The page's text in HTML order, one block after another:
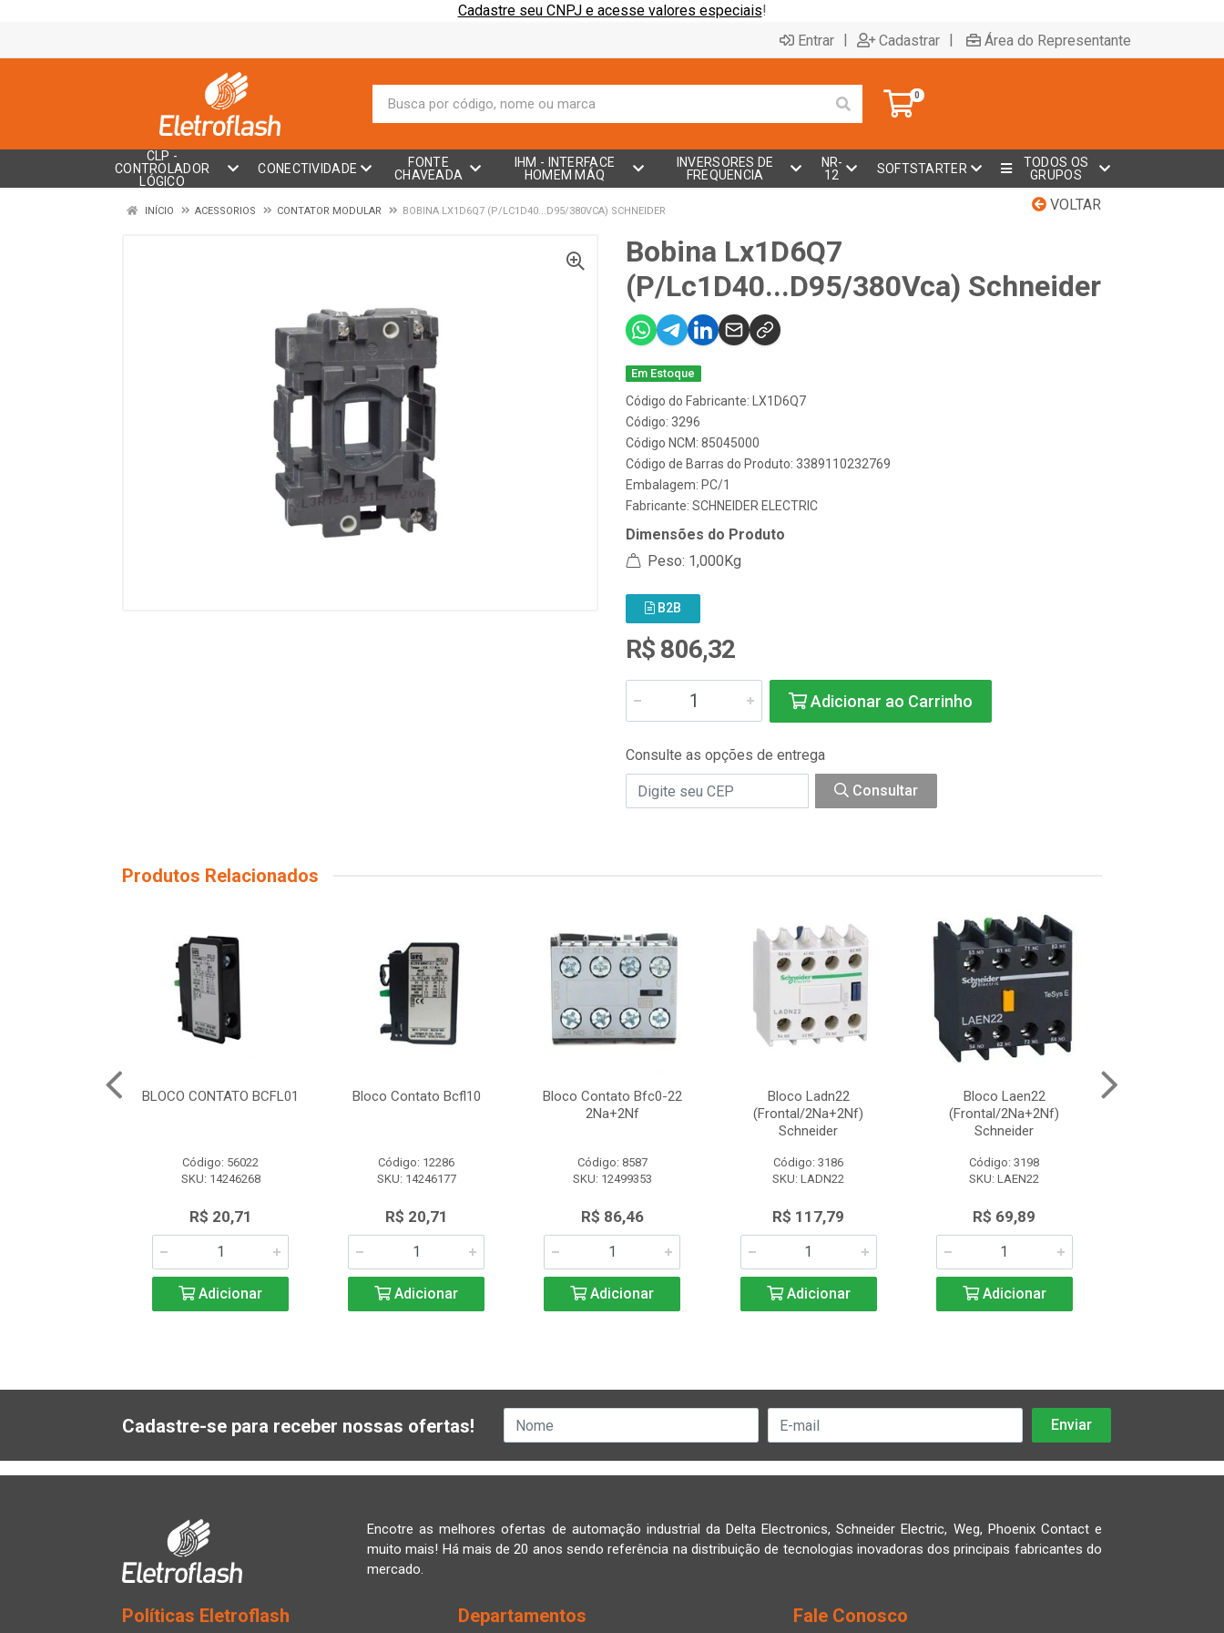
Cadastre seu CNPJ e acesse valores especiais!
Entrar | Cadastrar | Área do Representante
0
CLP -
CONTROLADOR
LÓGICO
CONECTIVIDADE
FONTE
CHAVEADA
IHM - INTERFACE
HOMEM MÁQ
INVERSORES DE
FREQUENCIA
NR-
12
SOFTSTARTER
TODOS OS
GRUPOS
VOLTAR
INÍCIO ACESSORIOS CONTATOR MODULAR BOBINA LX1D6Q7 (P/LC1D40...D95/380VCA) SCHNEIDER
Bobina Lx1D6Q7
(P/Lc1D40...D95/380Vca) Schneider
Em Estoque
Código do Fabricante: LX1D6Q7
Código: 3296
Código NCM: 85045000
Código de Barras do Produto: 3389110232769
Embalagem: PC/1
Fabricante: SCHNEIDER ELECTRIC
Dimensões do Produto
Peso: 1,000Kg
B2B
R$ 806,32
Adicionar ao Carrinho
Consulte as opções de entrega
Consultar
Produtos Relacionados
BLOCO CONTATO BCFL01
Código: 56022
SKU: 14246268
R$ 20,71
Adicionar
Bloco Contato Bcfl10
Código: 12286
SKU: 14246177
R$ 20,71
Adicionar
Bloco Contato Bfc0-22
2Na+2Nf
Código: 8587
SKU: 12499353
R$ 86,46
Adicionar
Bloco Ladn22
(Frontal/2Na+2Nf)
Schneider
Código: 3186
SKU: LADN22
R$ 117,79
Adicionar
Bloco Laen22
(Frontal/2Na+2Nf)
Schneider
Código: 3198
SKU: LAEN22
R$ 69,89
Adicionar
Cadastre-se para receber nossas ofertas!
Encotre as melhores ofertas de automação industrial da Delta Electronics, Schneider Electric, Weg, Phoenix Contact e
muito mais! Há mais de 20 anos sendo referência na distribuição de tecnologias inovadoras dos principais fabricantes do
mercado.
Políticas Eletroflash Departamentos Fale Conosco